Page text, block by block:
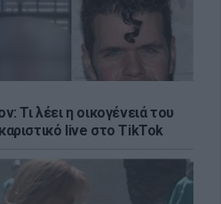
Τι λέει η οικογένειά του
live στο TikTok